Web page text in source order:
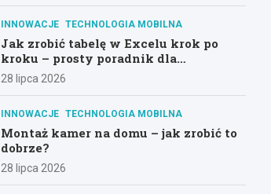
INNOWACJE TECHNOLOGIA MOBILNA
Jak zrobić tabelę w Excelu krok po
kroku – prosty poradnik dla
początkujących
28 lipca 2026
INNOWACJE TECHNOLOGIA MOBILNA
Montaż kamer na domu – jak zrobić to
dobrze?
28 lipca 2026